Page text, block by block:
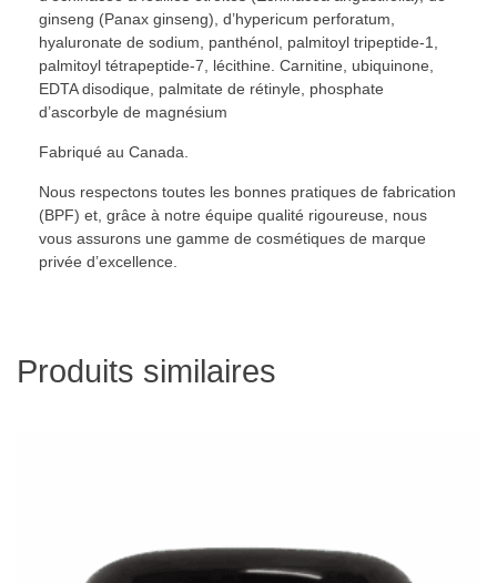
ginseng (Panax ginseng), d’hypericum perforatum,
hyaluronate de sodium, panthénol, palmitoyl tripeptide-1,
palmitoyl tétrapeptide-7, lécithine. Carnitine, ubiquinone,
EDTA disodique, palmitate de rétinyle, phosphate
d’ascorbyle de magnésium
Fabriqué au Canada.
Nous respectons toutes les bonnes pratiques de fabrication
(BPF) et, grâce à notre équipe qualité rigoureuse, nous
vous assurons une gamme de cosmétiques de marque
privée d’excellence.
Produits similaires